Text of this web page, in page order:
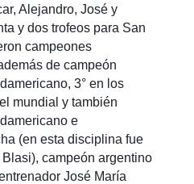
Alejandro, José y
y dos trofeos para San
campeones
de campeón
3° en los
mundial y también
e
(en esta disciplina fue
campeón argentino
José María